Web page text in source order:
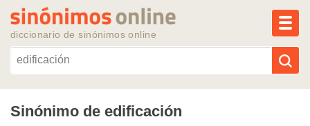
diccionario de sinónimos online
Reescribir texto con IA
Sinónimo de edificación